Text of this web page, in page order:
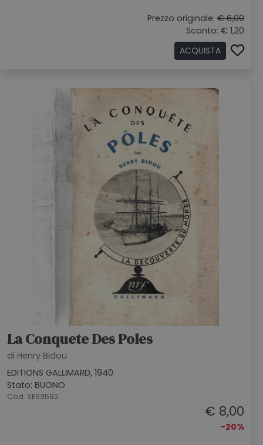
Prezzo originale: € 6,00
Sconto: € 1,20
ACQUISTA
La Conquete Des Poles
di Henry Bidou
EDITIONS GALLIMARD, 1940
Stato: BUONO
Cod. SES3592
€ 8,00
-20%